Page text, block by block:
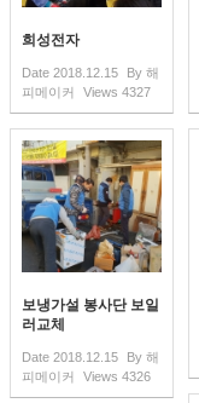
희성전자
Date 2018.12.15 By 해
피메이커
Views 4327
보냉가설 봉사단 보일
러교체
Date 2018.12.15 By 해
피메이커
Views 4326